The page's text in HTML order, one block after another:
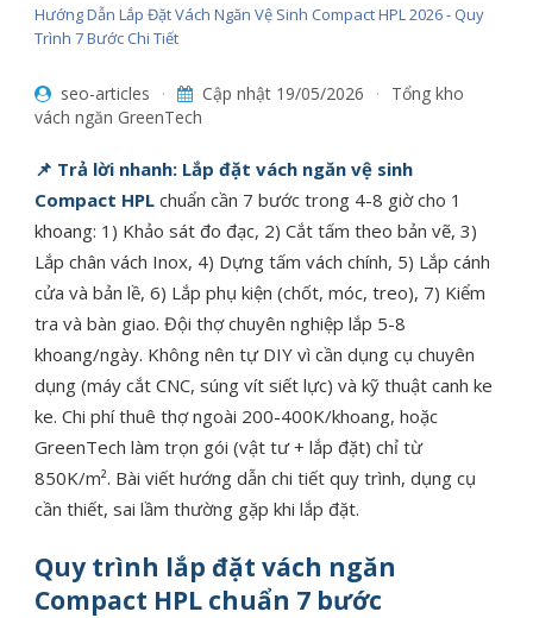
Hướng Dẫn Lắp Đặt Vách Ngăn Vệ Sinh Compact HPL 2026 - Quy
Trình 7 Bước Chi Tiết
seo-articles · Cập nhật 19/05/2026 ·
Tổng kho
vách ngăn GreenTech
📌 Trả lời nhanh: Lắp đặt vách ngăn vệ sinh
Compact HPL chuẩn cần 7 bước trong 4-8 giờ cho 1
khoang: 1) Khảo sát đo đạc, 2) Cắt tấm theo bản vẽ, 3)
Lắp chân vách Inox, 4) Dựng tấm vách chính, 5) Lắp cánh
cửa và bản lề, 6) Lắp phụ kiện (chốt, móc, treo), 7) Kiểm
tra và bàn giao. Đội thợ chuyên nghiệp lắp 5-8
khoang/ngày. Không nên tự DIY vì cần dụng cụ chuyên
dụng (máy cắt CNC, súng vít siết lực) và kỹ thuật canh ke
ke. Chi phí thuê thợ ngoài 200-400K/khoang, hoặc
GreenTech làm trọn gói (vật tư + lắp đặt) chỉ từ
850K/m². Bài viết hướng dẫn chi tiết quy trình, dụng cụ
cần thiết, sai lầm thường gặp khi lắp đặt.
Quy trình lắp đặt vách ngăn
Compact HPL chuẩn 7 bước